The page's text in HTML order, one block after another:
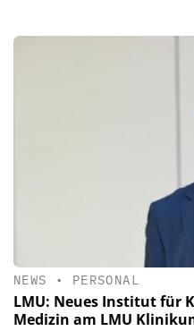
NEWS • PERSONAL
LMU: Neues Institut für
Medizin am LMU